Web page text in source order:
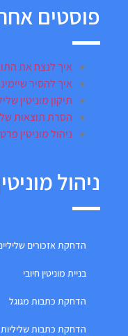
פוסטים
איך לנצח את
איך להסיר
תיקון מוניטין
הסרת תוצאות
ניהול מוניטין
ניהול
הדחקת אזכורים
בניית מוניטין חיובי
הדחקת כתבות מגוגל
הדחקת כתבות שליליות